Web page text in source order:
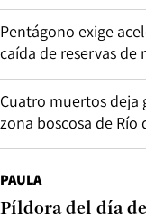
Pentágono exige
caída de reservas de
Cuatro muertos deja
zona boscosa de Río
PAULA
Píldora del día